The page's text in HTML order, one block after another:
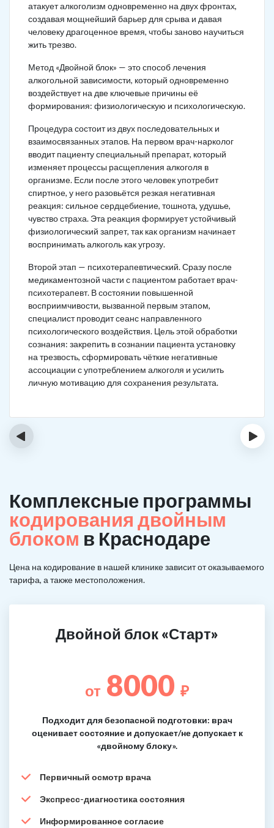
атакует алкоголизм одновременно на двух фронтах,
создавая мощнейший барьер для срыва и давая
человеку драгоценное время, чтобы заново научиться
жить трезво.
Метод «Двойной блок» — это способ лечения
алкогольной зависимости, который одновременно
воздействует на две ключевые причины её
формирования: физиологическую и психологическую.
Процедура состоит из двух последовательных и
взаимосвязанных этапов. На первом врач-нарколог
вводит пациенту специальный препарат, который
изменяет процессы расщепления алкоголя в
организме. Если после этого человек употребит
спиртное, у него разовьётся резкая негативная
реакция: сильное сердцебиение, тошнота, удушье,
чувство страха. Эта реакция формирует устойчивый
физиологический запрет, так как организм начинает
воспринимать алкоголь как угрозу.
Второй этап — психотерапевтический. Сразу после
медикаментозной части с пациентом работает врач-
психотерапевт. В состоянии повышенной
восприимчивости, вызванной первым этапом,
специалист проводит сеанс направленного
психологического воздействия. Цель этой обработки
сознания: закрепить в сознании пациента установку
на трезвость, сформировать чёткие негативные
ассоциации с употреблением алкоголя и усилить
личную мотивацию для сохранения результата.
‹ ›
Комплексные программы
кодирования двойным
блоком в Краснодаре
Цена на кодирование в нашей клинике зависит от оказываемого
тарифа, а также местоположения.
Двойной блок «Старт»
от 8000 ₽
Подходит для безопасной подготовки: врач
оценивает состояние и допускает/не допускает к
«двойному блоку».
Первичный осмотр врача
Экспресс-диагностика состояния
Информированное согласие